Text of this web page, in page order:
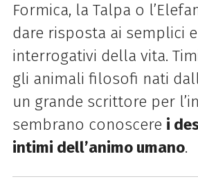
Formica, la Talpa o
dare risposta ai semplici
interrogativi della vita.
gli animali filosofi nati
un grande scrittore per
sembrano conoscere i
intimi dell’animo umano.